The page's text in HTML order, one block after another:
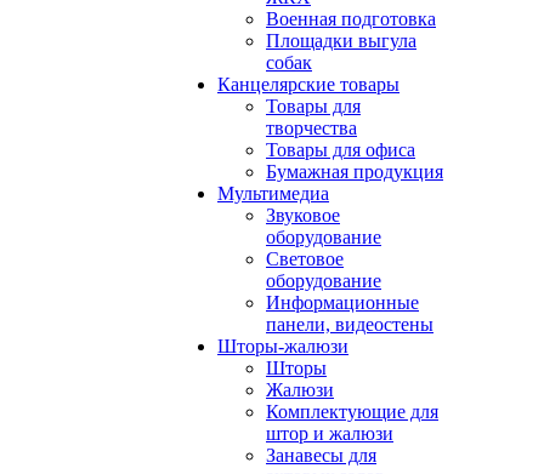
Военная подготовка
Площадки выгула
собак
Канцелярские товары
Товары для
творчества
Товары для офиса
Бумажная продукция
Мультимедиа
Звуковое
оборудование
Световое
оборудование
Информационные
панели, видеостены
Шторы-жалюзи
Шторы
Жалюзи
Комплектующие для
штор и жалюзи
Занавесы для